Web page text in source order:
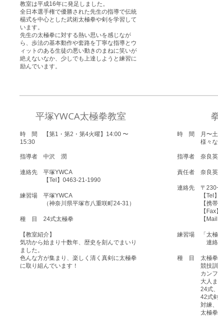
教室は平成16年に発足しました。
全日本選手権で優勝された先生の指導で伝統
楊式を中心とした武術太極拳や剣を学習して
います。
先生の太極拳に対する熱い思いを感じなが
ら、歩法の基本動作や套路を丁寧な指導とウ
ィットのある生徒の悪い動きのまねに笑いが
絶えないなか、少しでも上達しようと練習に
励んでいます。
平塚YWCA太極拳教室
時 間 【第1・第2・第4火曜】14:00 〜
15:30
指導者 中沢 潤
連絡先 平塚YWCA
【Tel】0463-21-1990
練習場 平塚YWCA
（神奈川県平塚市八重咲町24-31）
種 目 24式太極拳
【教室紹介】
気功から始まり十数年、歴史を刻んでまいり
ました。
色んな方が集まり、楽しく清く真剣に太極拳
に取り組んでいます！
時 間
月〜
様々な拳
指導者 奈良
責任者 奈良
連絡先 〒
【Tel】
【携帯】
【Fax】
【Mail
練習場 「太極
連絡先
種 目 太極拳
競技訓練
カンフー
大人まで
24式、48
42式剣、
対練、伝
太極拳基